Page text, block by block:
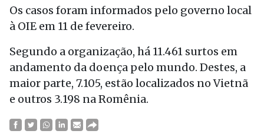
Os casos foram informados pelo governo local
à OIE em 11 de fevereiro.
Segundo a organização, há 11.461 surtos em
andamento da doença pelo mundo. Destes, a
maior parte, 7.105, estão localizados no Vietnã
e outros 3.198 na Romênia.